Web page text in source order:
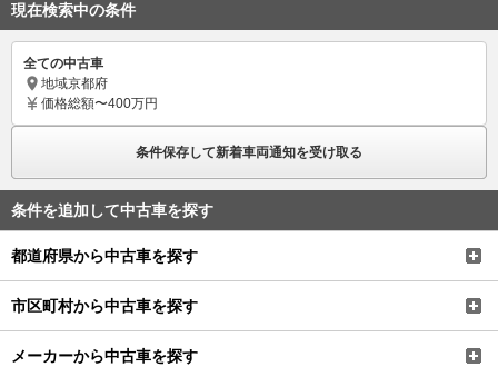
現在検索中の条件
全ての中古車
地域京都府
価格総額〜400万円
条件保存して新着車両通知を受け取る
条件を追加して中古車を探す
都道府県から中古車を探す
市区町村から中古車を探す
メーカーから中古車を探す